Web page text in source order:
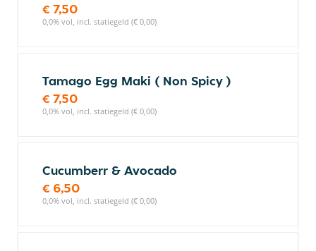
€ 7,50
0,0% vol, incl. statiegeld (€ 0,00)
Tamago Egg Maki ( Non Spicy )
€ 7,50
0,0% vol, incl. statiegeld (€ 0,00)
Cucumberr & Avocado
€ 6,50
0,0% vol, incl. statiegeld (€ 0,00)